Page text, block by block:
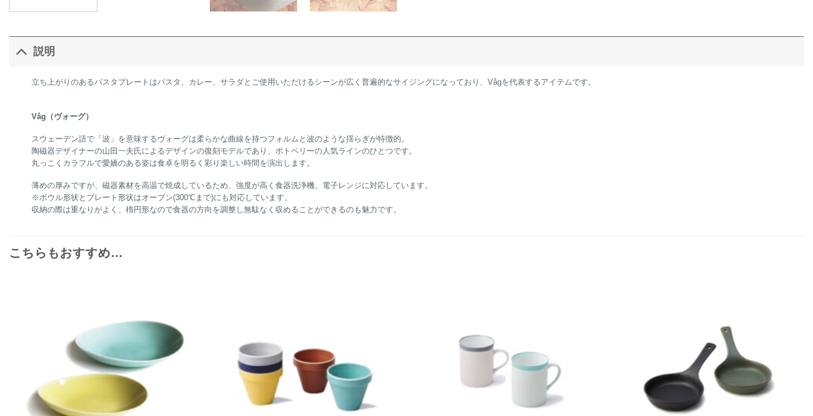
説明
立ち上がりのあるパスタプレートはパスタ、カレー、サラダとご使用いただけるシーンが広く普遍的なサイジングになっており、Vågを代表するアイテムです。
Våg（ヴォーグ）
スウェーデン語で「波」を意味するヴォーグは柔らかな曲線を持つフォルムと波のような揺らぎが特徴的。
陶磁器デザイナーの山田一夫氏によるデザインの復刻モデルであり、ポトペリーの人気ラインのひとつです。
丸っこくカラフルで愛嬌のある姿は食卓を明るく彩り楽しい時間を演出します。
薄めの厚みですが、磁器素材を高温で焼成しているため、強度が高く食器洗浄機、電子レンジに対応しています。
※ボウル形状とプレート形状はオーブン(300℃まで)にも対応しています。
収納の際は重なりがよく、楕円形なので食器の方向を調整し無駄なく収めることができるのも魅力です。
こちらもおすすめ…